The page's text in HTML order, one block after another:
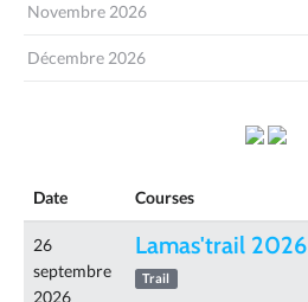
Novembre 2026
Décembre 2026
Date Courses
26
septembre
2026
Lamas'trail 2026
Trail